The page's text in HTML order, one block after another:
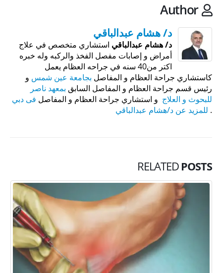
Author
د/ هشام عبدالباقي
د/ هشام عبدالباقي استشاري متخصص في علاج
أمراض و إصابات مفصل الفخذ والركبه وله خبره
اكتر من40 سنه في جراحه العظام يعمل
كاستشاري جراحة العظام و المفاصل بجامعة عين شمس و
رئيس قسم جراحة العظام و المفاصل السابق بمعهد ناصر
للبحوث و العلاج و استشاري جراحة العظام و المفاصل فى دبي
. للمزيد عن د/هشام عبدالباقي
RELATED POSTS